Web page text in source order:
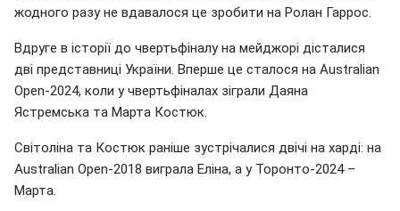
жодного разу не вдавалося це зробити на Ролан Гаррос.
Вдруге в історії до чвертьфіналу на мейджорі дісталися
дві представниці України. Вперше це сталося на Australian
Open-2024, коли у чвертьфіналах зіграли Даяна
Ястремська та Марта Костюк.
Світоліна та Костюк раніше зустрічалися двічі на харді: на
Australian Open-2018 виграла Еліна, а у Торонто-2024 –
Марта.